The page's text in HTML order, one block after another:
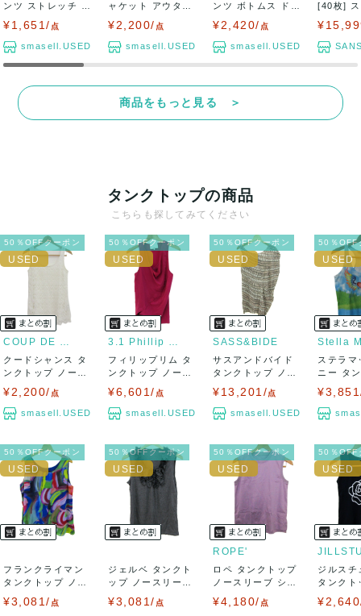
ンツ ストレッチ ド
ライフィッ...
¥1,651/ 点
smasell.USED
ャケット アウター
フィットド...
¥2,200/ 点
smasell.USED
ンツ ボトムス ドラ
イフィット ...
¥2,420/ 点
smasell.USED
[40枚]
ランド...
商品をもっと見る ＞
タンクトップの商品
こちらも探してみてください
50％OFFクーポン
COUP DE CHANCE
クードシャンス タ
ンクトップ ノース
¥2,200/ 点
smasell.USED
50％OFFクーポン
3.1 Phillip Lim
フィリップリム タ
ンクトップ ノース
¥6,601/ 点
smasell.USED
50％OFFクーポン
SASS&BIDE
サスアンドバイド
タンクトップ ノー
¥13,201/点
smasell.USED
50％OFF
ステラマ
ニー タ
50％OFFクーポン
フランクライマン
タンクトップ ノー
¥3,081/ 点
50％OFFクーポン
ジェルベ タンクト
ップ ノースリーブ
¥3,081/ 点
50％OFFクーポン
ROPE'
ロペ タンクトップ
ノースリーブ シャ
¥4,180/ 点
50％OFF
ジルスチ
タンクト